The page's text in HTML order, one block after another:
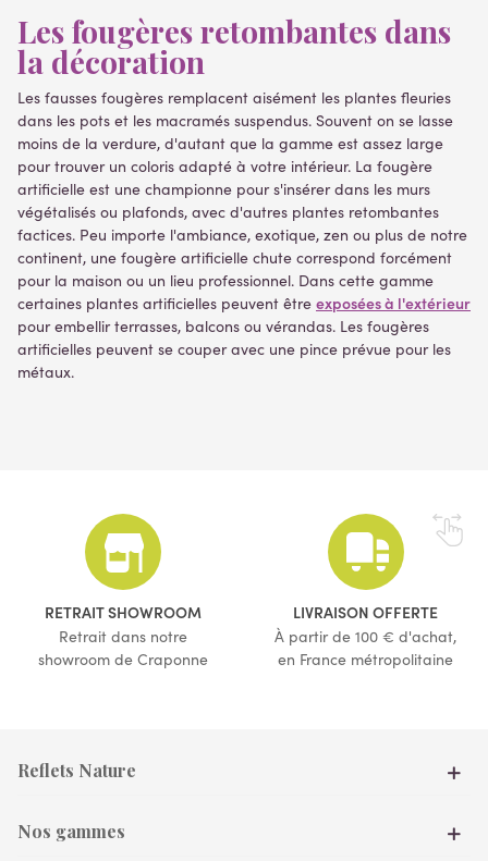
Les fougères retombantes dans
la décoration
Les fausses fougères remplacent aisément les plantes fleuries
dans les pots et les macramés suspendus. Souvent on se lasse
moins de la verdure, d'autant que la gamme est assez large
pour trouver un coloris adapté à votre intérieur. La fougère
artificielle est une championne pour s'insérer dans les murs
végétalisés ou plafonds, avec d'autres plantes retombantes
factices. Peu importe l'ambiance, exotique, zen ou plus de notre
continent, une fougère artificielle chute correspond forcément
pour la maison ou un lieu professionnel. Dans cette gamme
certaines plantes artificielles peuvent être exposées à l'extérieur
pour embellir terrasses, balcons ou vérandas. Les fougères
artificielles peuvent se couper avec une pince prévue pour les
métaux.
RETRAIT SHOWROOM
Retrait dans notre
showroom de Craponne
LIVRAISON OFFERTE
À partir de 100 € d'achat,
en France métropolitaine
Reflets Nature
Nos gammes